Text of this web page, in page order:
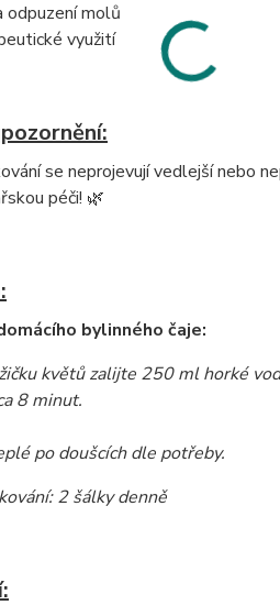
odpuzení molů
využití
se neprojevují vedlejší nebo
péči! 🌿
bylinného čaje:
květů zalijte 250 ml horké
8 minut.
po doušcích dle potřeby.
2 šálky denně